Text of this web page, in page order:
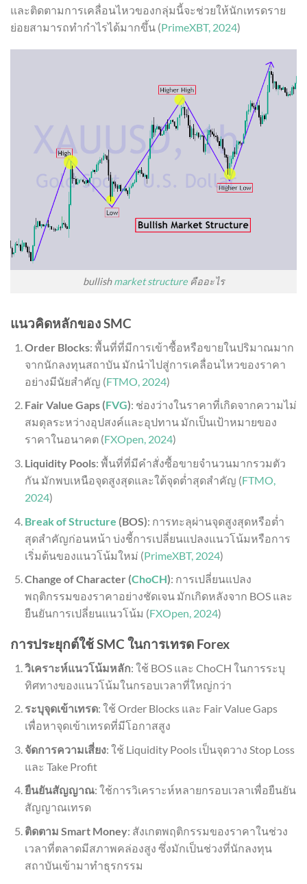
และติดตามการเคลื่อนไหวของกลุ่มนี้จะช่วยให้นักเทรดราย
ย่อยสามารถทำกำไรได้มากขึ้น (PrimeXBT, 2024)
bullishmarket structureคืออะไร
แนวคิดหลักของ SMC
Order Blocks: พื้นที่ที่มีการเข้าซื้อหรือขายในปริมาณมาก
จากนักลงทุนสถาบัน มักนำไปสู่การเคลื่อนไหวของราคา
อย่างมีนัยสำคัญ (FTMO, 2024)
Fair Value Gaps (FVG): ช่องว่างในราคาที่เกิดจากความไม่
สมดุลระหว่างอุปสงค์และอุปทาน มักเป็นเป้าหมายของ
ราคาในอนาคต (FXOpen, 2024)
Liquidity Pools: พื้นที่ที่มีคำสั่งซื้อขายจำนวนมากรวมตัว
กัน มักพบเหนือจุดสูงสุดและใต้จุดต่ำสุดสำคัญ (FTMO,
2024)
Break of Structure (BOS): การทะลุผ่านจุดสูงสุดหรือต่ำ
สุดสำคัญก่อนหน้า บ่งชี้การเปลี่ยนแปลงแนวโน้มหรือการ
เริ่มต้นของแนวโน้มใหม่ (PrimeXBT, 2024)
Change of Character (ChoCH): การเปลี่ยนแปลง
พฤติกรรมของราคาอย่างชัดเจน มักเกิดหลังจาก BOS และ
ยืนยันการเปลี่ยนแนวโน้ม (FXOpen, 2024)
การประยุกต์ใช้ SMC ในการเทรด Forex
วิเคราะห์แนวโน้มหลัก: ใช้ BOS และ ChoCH ในการระบุ
ทิศทางของแนวโน้มในกรอบเวลาที่ใหญ่กว่า
ระบุจุดเข้าเทรด: ใช้ Order Blocks และ Fair Value Gaps
เพื่อหาจุดเข้าเทรดที่มีโอกาสสูง
จัดการความเสี่ยง: ใช้ Liquidity Pools เป็นจุดวาง Stop Loss
และ Take Profit
ยืนยันสัญญาณ: ใช้การวิเคราะห์หลายกรอบเวลาเพื่อยืนยัน
สัญญาณเทรด
ติดตาม Smart Money: สังเกตพฤติกรรมของราคาในช่วง
เวลาที่ตลาดมีสภาพคล่องสูง ซึ่งมักเป็นช่วงที่นักลงทุน
สถาบันเข้ามาทำธุรกรรม